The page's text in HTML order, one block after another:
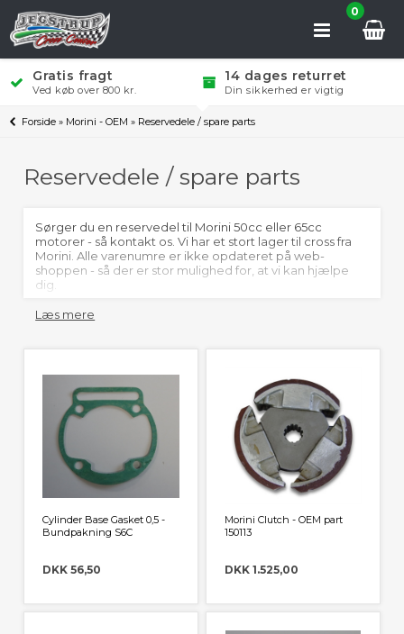
0
Gratis fragt
Ved køb over 800 kr.
14 dages returret
Din sikkerhed er vigtig
Forside » Morini - OEM» Reservedele / spare parts
Reservedele / spare parts
Sørger du en reservedel til Morini 50cc eller 65cc
motorer - så kontakt os. Vi har et stort lager til cross fra
Morini. Alle varenumre er ikke opdateret på web-
shoppen - så der er stor mulighed for, at vi kan hjælpe
dig.
Læs mere
Cylinder Base Gasket 0,5 -
Bundpakning S6C
DKK 56,50
Morini Clutch - OEM part
150113
DKK 1.525,00